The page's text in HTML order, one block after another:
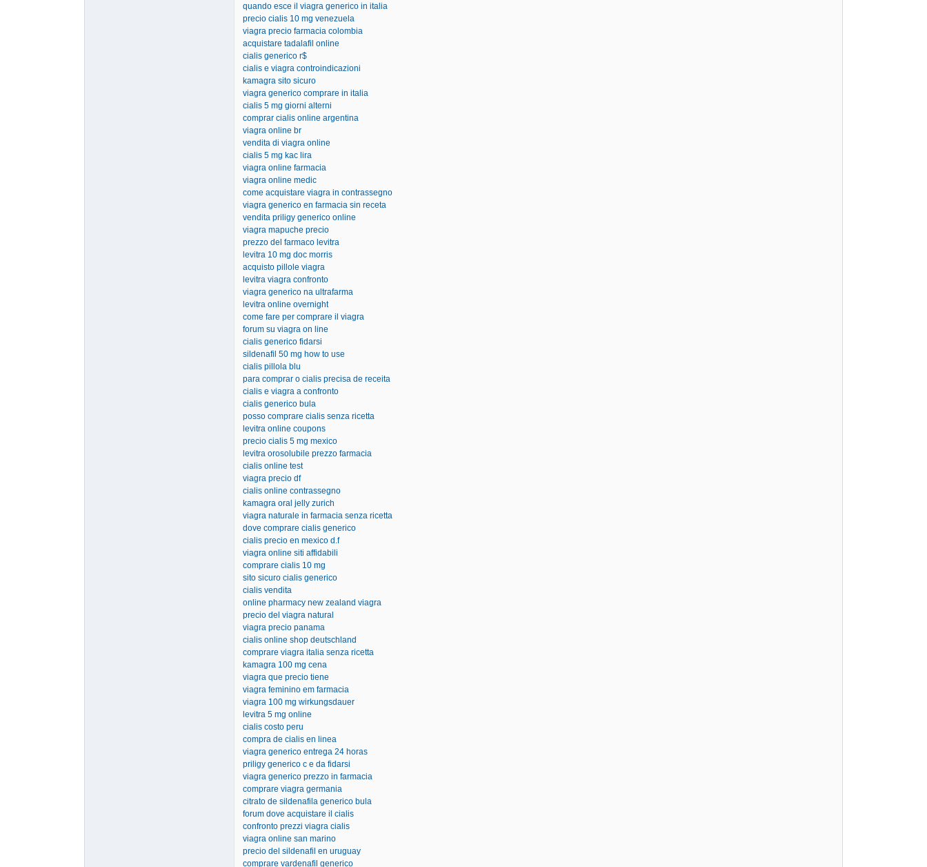
quando esce il viagra generico in italia
precio cialis 10 mg venezuela
viagra precio farmacia colombia
acquistare tadalafil online
cialis generico r$
cialis e viagra controindicazioni
kamagra sito sicuro
viagra generico comprare in italia
cialis 5 mg giorni alterni
comprar cialis online argentina
viagra online br
vendita di viagra online
cialis 5 mg kac lira
viagra online farmacia
viagra online medic
come acquistare viagra in contrassegno
viagra generico en farmacia sin receta
vendita priligy generico online
viagra mapuche precio
prezzo del farmaco levitra
levitra 10 mg doc morris
acquisto pillole viagra
levitra viagra confronto
viagra generico na ultrafarma
levitra online overnight
come fare per comprare il viagra
forum su viagra on line
cialis generico fidarsi
sildenafil 50 mg how to use
cialis pillola blu
para comprar o cialis precisa de receita
cialis e viagra a confronto
cialis generico bula
posso comprare cialis senza ricetta
levitra online coupons
precio cialis 5 mg mexico
levitra orosolubile prezzo farmacia
cialis online test
viagra precio df
cialis online contrassegno
kamagra oral jelly zurich
viagra naturale in farmacia senza ricetta
dove comprare cialis generico
cialis precio en mexico d.f
viagra online siti affidabili
comprare cialis 10 mg
sito sicuro cialis generico
cialis vendita
online pharmacy new zealand viagra
precio del viagra natural
viagra precio panama
cialis online shop deutschland
comprare viagra italia senza ricetta
kamagra 100 mg cena
viagra que precio tiene
viagra feminino em farmacia
viagra 100 mg wirkungsdauer
levitra 5 mg online
cialis costo peru
compra de cialis en linea
viagra generico entrega 24 horas
priligy generico c e da fidarsi
viagra generico prezzo in farmacia
comprare viagra germania
citrato de sildenafila generico bula
forum dove acquistare il cialis
confronto prezzi viagra cialis
viagra online san marino
precio del sildenafil en uruguay
comprare vardenafil generico